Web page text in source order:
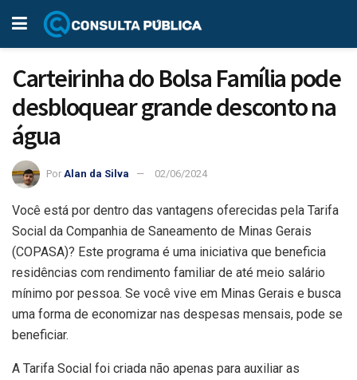
Carteirinha do Bolsa Família pode
desbloquear grande desconto na
água
Por Alan da Silva 02/06/2024
Você está por dentro das vantagens oferecidas pela Tarifa
Social da Companhia de Saneamento de Minas Gerais
(COPASA)? Este programa é uma iniciativa que beneficia
residências com rendimento familiar de até meio salário
mínimo por pessoa. Se você vive em Minas Gerais e busca
uma forma de economizar nas despesas mensais, pode se
beneficiar.
A Tarifa Social foi criada não apenas para auxiliar as